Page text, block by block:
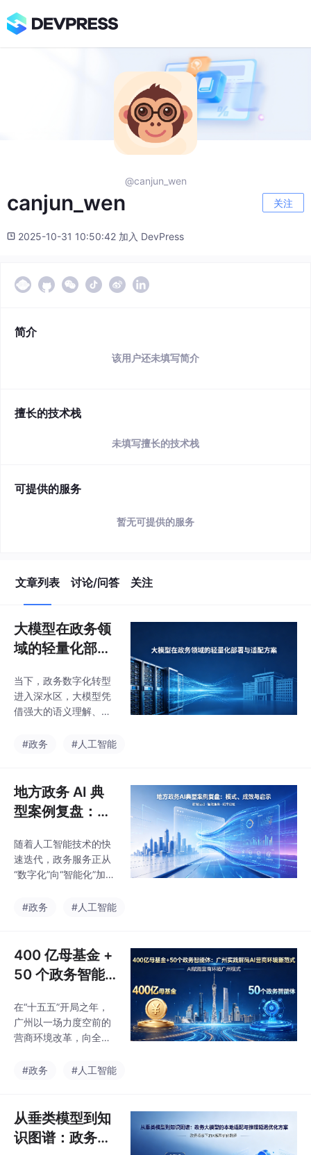
@canjun_wen
canjun_wen 关注
2025-10-31 10:50:42 加入 DevPress
简介
该用户还未填写简介
擅长的技术栈
未填写擅长的技术栈
可提供的服务
暂无可提供的服务
文章列表 讨论/问答 关注
大模型在政务领
域的轻量化部署
当下，政务数字化转型
进入深水区，大模型凭
借强大的语义理解、多
力，正在重构政务服
域的特殊性的——基层
算力资源有限、现有业
务系统繁杂、数据安全
感，让通用大模型的“重
部署”模式难以落地。相
较于动辄需要千亿参
撑的通用部署，轻量化
核心，成为大模型走进
政务一线、赋能基层
#政务 #人工智能
地方政务 AI 典
型案例复盘：模
随着人工智能技术的快
速迭代，政务服务正从
“数字化”向“智能化”加速
务服务痛点、区域发展
用案例，既破解了传统
政务“耗时长、效率低、
体验差”的难题，也为数
能。今天，我们复盘6
个不同区域、不同场景
的政务AI典型案例，深
化成效，提炼可落地的
效。
#政务 #人工智能
400 亿母基金 +
50 个政务智能
码 AI 营商环境
新范式
在“十五五”开局之年，
广州以一场力度空前的
营商环境改革，向全球
的“组合拳”——总规模4
务超级智能体重塑服务
流程，二者双向联动、
同频发力，打破了传统
#政务 #人工智能
从垂类模型到知
识图谱：政务大